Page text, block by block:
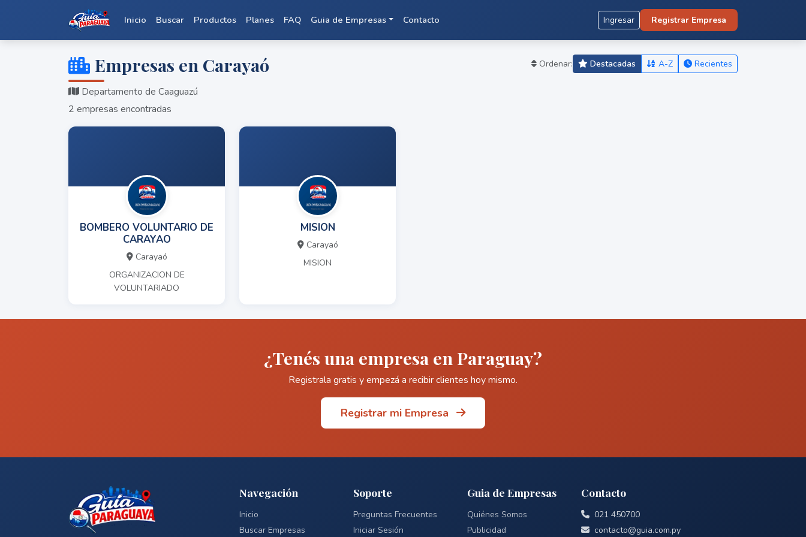
Inicio Buscar Productos Planes FAQ Guia de Empresas Contacto Ingresar Registrar Empresa
Empresas en Carayaó
Departamento de Caaguazú
2 empresas encontradas
Ordenar: Destacadas A-Z Recientes
BOMBERO VOLUNTARIO DE
CARAYAO
Carayaó
ORGANIZACION DE
VOLUNTARIADO
MISION
Carayaó
MISION
¿Tenés una empresa en Paraguay?
Registrala gratis y empezá a recibir clientes hoy mismo.
Registrar mi Empresa
Navegación
Inicio
Buscar Empresas
Soporte
Preguntas Frecuentes
Iniciar Sesión
Guia de Empresas
Quiénes Somos
Publicidad
Contacto
021 450700
contacto@guia.com.py